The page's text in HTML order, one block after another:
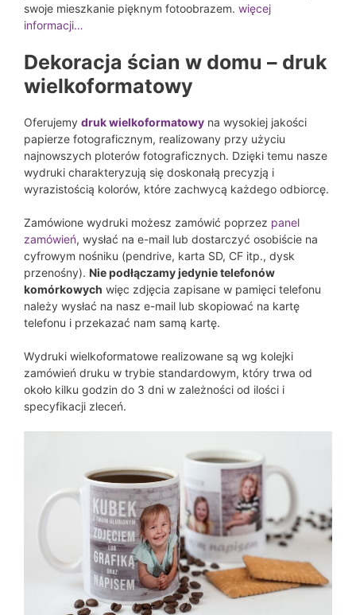
swoje mieszkanie pięknym fotoobrazem. więcej
informacji…
Dekoracja ścian w domu – druk
wielkoformatowy
Oferujemy druk wielkoformatowy na wysokiej jakości
papierze fotograficznym, realizowany przy użyciu
najnowszych ploterów fotograficznych. Dzięki temu nasze
wydruki charakteryzują się doskonałą precyzją i
wyrazistością kolorów, które zachwycą każdego odbiorcę.
Zamówione wydruki możesz zamówić poprzez panel
zamówień, wysłać na e-mail lub dostarczyć osobiście na
cyfrowym nośniku (pendrive, karta SD, CF itp., dysk
przenośny). Nie podłączamy jedynie telefonów
komórkowych więc zdjęcia zapisane w pamięci telefonu
należy wysłać na nasz e-mail lub skopiować na kartę
telefonu i przekazać nam samą kartę.
Wydruki wielkoformatowe realizowane są wg kolejki
zamówień druku w trybie standardowym, który trwa od
około kilku godzin do 3 dni w zależności od ilości i
specyfikacji zleceń.